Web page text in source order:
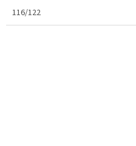
116/122